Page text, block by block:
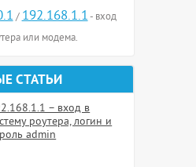
/192.168.1.1- вход
или модема.
СТАТЬИ
– вход в
роутера, логин и
admin